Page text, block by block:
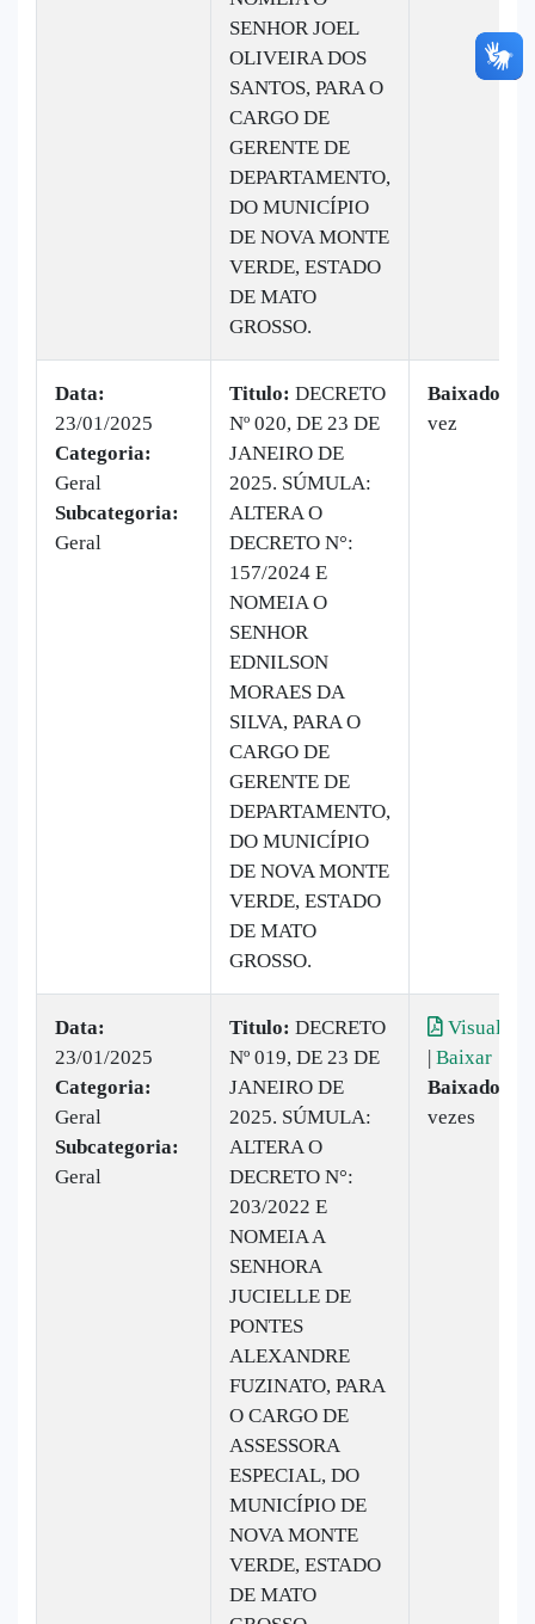
SENHOR JOEL
OLIVEIRA DOS
SANTOS, PARA O
CARGO DE
GERENTE DE
DEPARTAMENTO,
DO MUNICÍPIO
DE NOVA MONTE
VERDE, ESTADO
DE MATO
GROSSO.
Data:
23/01/2025
Categoria:
Geral
Subcategoria:
Geral
Titulo: DECRETO
Nº 020, DE 23 DE
JANEIRO DE
2025. SÚMULA:
ALTERA O
DECRETO N°:
157/2024 E
NOMEIA O
SENHOR
EDNILSON
MORAES DA
SILVA, PARA O
CARGO DE
GERENTE DE
DEPARTAMENTO,
DO MUNICÍPIO
DE NOVA MONTE
VERDE, ESTADO
DE MATO
GROSSO.
Baixado:
vez
Data:
23/01/2025
Categoria:
Geral
Subcategoria:
Geral
Titulo: DECRETO
Nº 019, DE 23 DE
JANEIRO DE
2025. SÚMULA:
ALTERA O
DECRETO N°:
203/2022 E
NOMEIA A
SENHORA
JUCIELLE DE
PONTES
ALEXANDRE
FUZINATO, PARA
O CARGO DE
ASSESSORA
ESPECIAL, DO
MUNICÍPIO DE
NOVA MONTE
VERDE, ESTADO
DE MATO
Visualizar
| Baixar
Baixado:
vezes